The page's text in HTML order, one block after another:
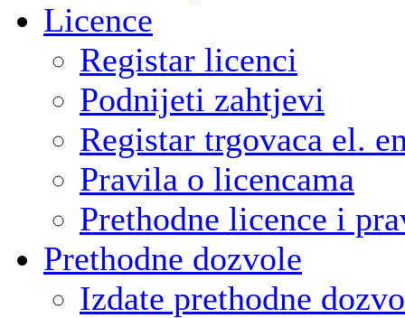
Licence
Registar licenci
Podnijeti zahtjevi
Registar trgovaca el.
Pravila o licencama
Prethodne licence i
Prethodne dozvole
Izdate prethodne